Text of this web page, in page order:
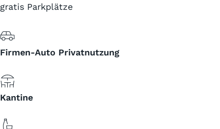
gratis Parkplätze
Firmen-Auto Privatnutzung
Kantine